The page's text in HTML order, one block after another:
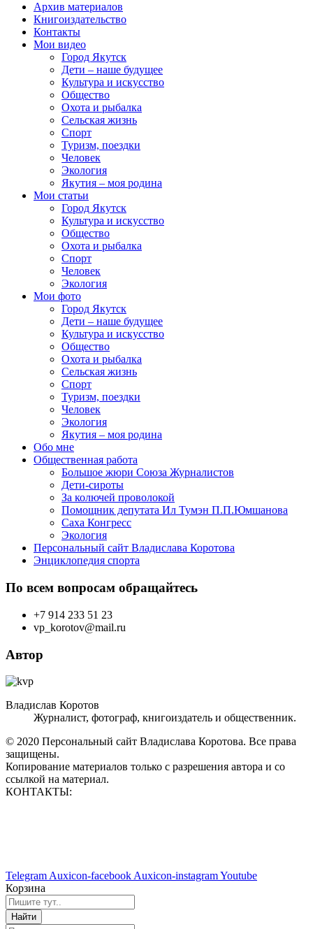
Архив материалов
Книгоиздательство
Контакты
Мои видео
Город Якутск
Дети – наше будущее
Культура и искусство
Общество
Охота и рыбалка
Сельская жизнь
Спорт
Туризм, поездки
Человек
Экология
Якутия – моя родина
Мои статьи
Город Якутск
Культура и искусство
Общество
Охота и рыбалка
Спорт
Человек
Экология
Мои фото
Город Якутск
Дети – наше будущее
Культура и искусство
Общество
Охота и рыбалка
Сельская жизнь
Спорт
Туризм, поездки
Человек
Экология
Якутия – моя родина
Обо мне
Общественная работа
Большое жюри Союза Журналистов
Дети-сироты
За колючей проволокой
Помощник депутата Ил Тумэн П.П.Юмшанова
Саха Конгресс
Экология
Персональный сайт Владислава Коротова
Энциклопедия спорта
По всем вопросам обращайтесь
+7 914 233 51 23
vp_korotov@mail.ru
Автор
Владислав Коротов
Журналист, фотограф, книгоиздатель и общественник.
© 2020 Персональный сайт Владислава Коротова. Все права
защищены.
Копирование материалов только с разрешения автора и со
ссылкой на материал.
КОНТАКТЫ:
Telegram Auxicon-facebook Auxicon-instagramYoutube
Корзина